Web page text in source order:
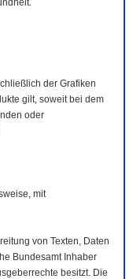
der Grafiken
gilt, soweit bei dem
oder
mit
von Texten, Daten
Bundesamt Inhaber
besitzt. Die